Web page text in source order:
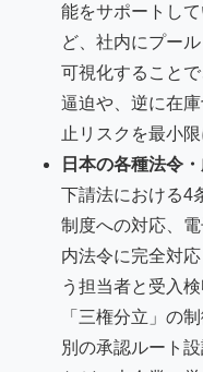
能をサポートし
ど、社内にプー
可視化すること
逼迫や、逆に在
止リスクを最小限
日本の各種法令
下請法における4
制度への対応、
内法令に完全対
う担当者と受入
「三権分立」の
別の承認ルート